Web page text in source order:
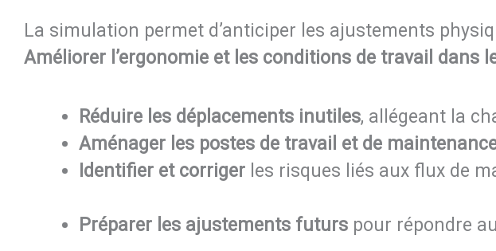
La simulation permet d’anticiper les ajustements
Améliorer l’ergonomie et les conditions de travail dans
Réduire les déplacements inutiles, allégeant la
Aménager les postes de travail et de
Identifier et corriger les risques liés aux flux de
Préparer les ajustements futurs pour répondre